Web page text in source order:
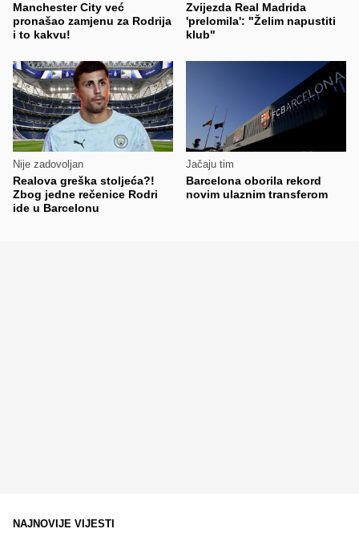
Manchester City već
pronašao zamjenu za Rodrija
i to kakvu!
Zvijezda Real Madrida
'prelomila': "Želim napustiti
klub"
Nije zadovoljan
Realova greška stoljeća?!
Zbog jedne rečenice Rodri
ide u Barcelonu
Jačaju tim
Barcelona oborila rekord
novim ulaznim transferom
NAJNOVIJE VIJESTI